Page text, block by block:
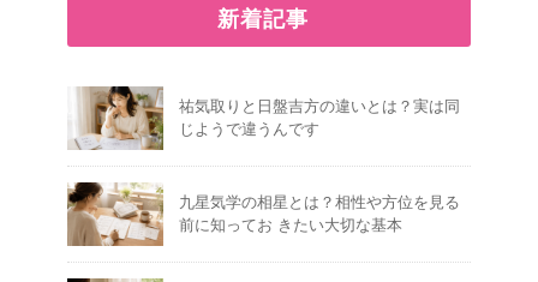
新着記事
祐気取りと日盤吉方の違いとは？実は同
じようで違うんです
九星気学の相星とは？相性や方位を見る
前に知ってお きたい大切な基本